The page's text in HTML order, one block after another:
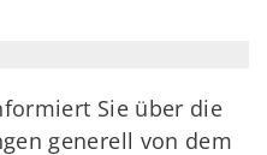
Sie über die
generell von dem